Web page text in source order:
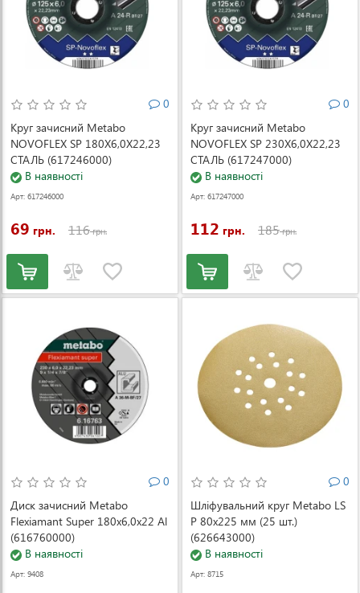
0
Круг зачисний Metabo
NOVOFLEX SP 180X6,0X22,23
СТАЛЬ (617246000)
В наявності
Арт: 617246000
69 грн. 116грн.
0
Круг зачисний Metabo
NOVOFLEX SP 230X6,0X22,23
СТАЛЬ (617247000)
В наявності
Арт: 617247000
112 грн. 185грн.
0
Диск зачисний Metabo
Flexiamant Super 180x6,0x22 Al
(616760000)
В наявності
Арт: 9408
0
Шліфувальний круг Metabo LS
P 80x225 мм (25 шт.)
(626643000)
В наявності
Арт: 8715